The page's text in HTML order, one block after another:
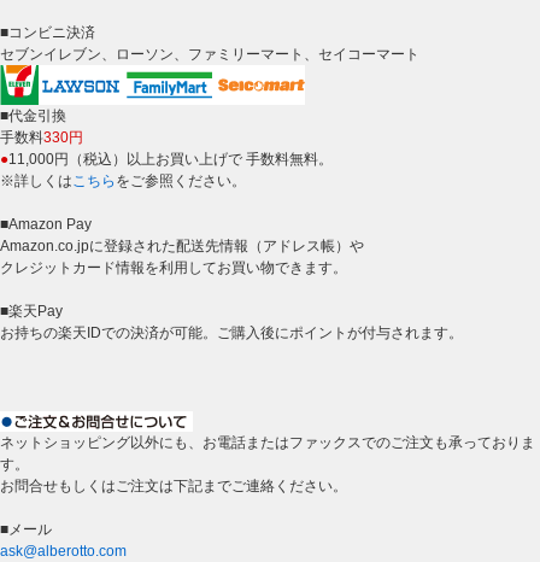
■コンビニ決済
セブンイレブン、ローソン、ファミリーマート、セイコーマート
■代金引換
手数料330円
●11,000円（税込）以上お買い上げで 手数料無料。
※詳しくはこちら をご参照ください。
■Amazon Pay
Amazon.co.jpに登録された配送先情報（アドレス帳）や
クレジットカード情報を利用してお買い物できます。
■楽天Pay
お持ちの楽天IDでの決済が可能。ご購入後にポイントが付与されます。
ネットショッピング以外にも、お電話またはファックスでのご注文も承っておりま
す。
お問合せもしくはご注文は下記までご連絡ください。
■メール
ask@alberotto.com